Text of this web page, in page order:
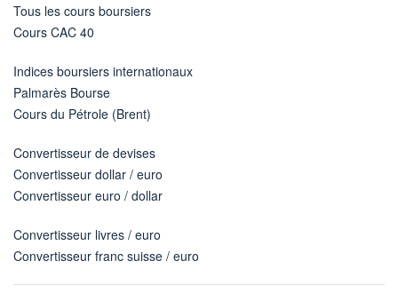
Tous les cours boursiers
Cours CAC 40
Indices boursiers internationaux
Palmarès Bourse
Cours du Pétrole (Brent)
Convertisseur de devises
Convertisseur dollar / euro
Convertisseur euro / dollar
Convertisseur livres / euro
Convertisseur franc suisse / euro